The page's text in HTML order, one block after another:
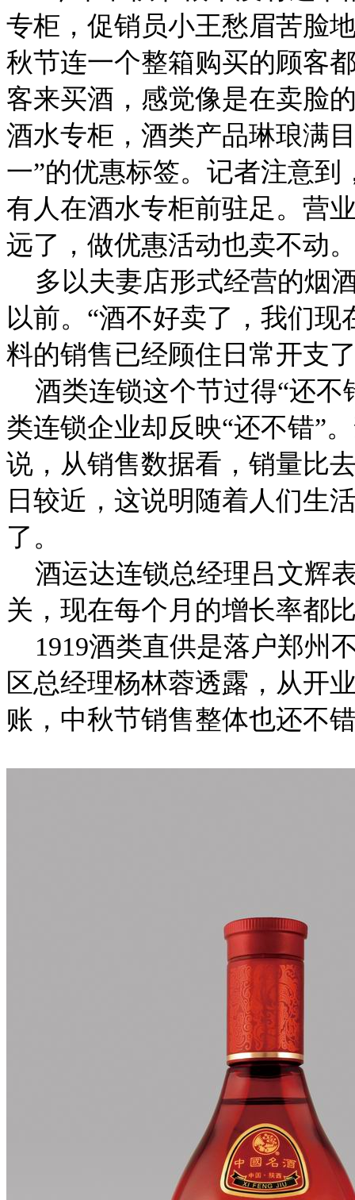
专柜，促销员小王愁眉苦脸
秋节连一个整箱购买的顾客
客来买酒，感觉像是在卖脸
酒水专柜，酒类产品琳琅满
一”的优惠标签。记者注意
有人在酒水专柜前驻足。营
远了，做优惠活动也卖不动
多以夫妻店形式经营的烟
以前。“酒不好卖了，我们
料的销售已经顾住日常开支
酒类连锁这个节过得“还不
类连锁企业却反映“还不错”
说，从销售数据看，销量比
日较近，这说明随着人们生
了。
酒运达连锁总经理吕文辉
关，现在每个月的增长率都
1919酒类直供是落户郑州
区总经理杨林蓉透露，从开
账，中秋节销售整体也还不